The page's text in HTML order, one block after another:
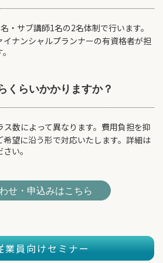
・サブ講師1名の2名体制で行います。
イナンシャルプランナーの有資格者が担
くらいかかりますか？
ス数によって異なります。費用負担を抑
希望に沿う形で対応いたします。詳細は
い。
せ・申込みはこちら
業員向けセミナー